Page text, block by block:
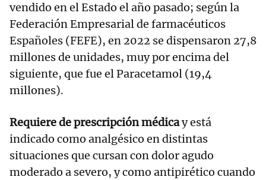
vendido en el Estado el año pasado; según la
Federación Empresarial de farmacéuticos
Españoles (FEFE), en 2022 se dispensaron 27,8
millones de unidades, muy por encima del
siguiente, que fue el Paracetamol (19,4
millones).
Requiere de prescripción médicay está
indicado como analgésico en distintas
situaciones que cursan con dolor agudo
moderado a severo, y como antipirético cuando